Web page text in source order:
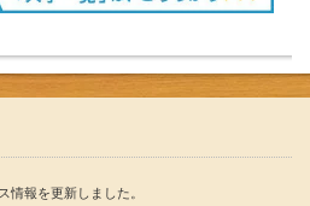
情報を更新しました。